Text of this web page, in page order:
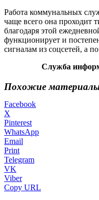
Работа коммунальных
чаще всего она проходит
благодаря этой
функционирует и
сигналам из соцсетей, а
Служба
Похожие
Facebook
X
Pinterest
WhatsApp
Email
Print
Telegram
VK
Viber
Copy URL